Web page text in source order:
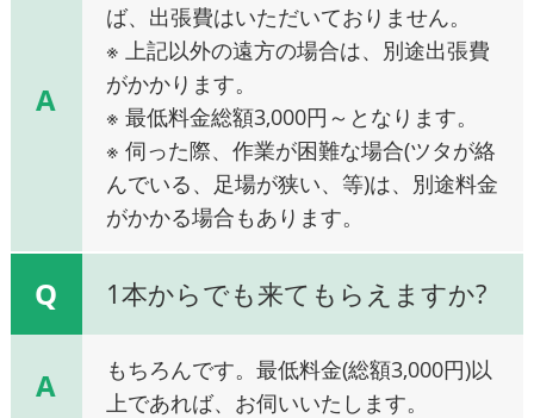
A
ば、出張費はいただいておりません。
※ 上記以外の遠方の場合は、別途出張費
がかかります。
※ 最低料金総額3,000円～となります。
※ 伺った際、作業が困難な場合(ツタが絡
んでいる、足場が狭い、等)は、別途料金
がかかる場合もあります。
Q 1本からでも来てもらえますか?
A
もちろんです。最低料金(総額3,000円)以
上であれば、お伺いいたします。